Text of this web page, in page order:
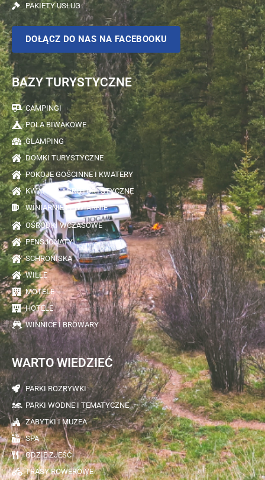
PAKIETY USŁUG
DOŁĄCZ DO NAS NA FACEBOOKU
BAZY TURYSTYCZNE
CAMPINGI
POLA BIWAKOWE
GLAMPING
DOMKI TURYSTYCZNE
POKOJE GOŚCINNE I KWATERY
KWATERY AGROTURYSTYCZNE
WINIARNIE I PIWIARNIE
OŚRODKI WCZASOWE
PENSJONATY
SCHRONISKA
WILLE
MOTELE
HOTELE
WINNICE I BROWARY
WARTO WIEDZIEĆ
PARKI ROZRYWKI
PARKI WODNE I TEMATYCZNE
ZABYTKI I MUZEA
SPA
GDZIE ZJEŚĆ
TRASY ROWEROWE